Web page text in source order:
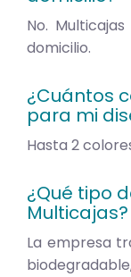
No.
domicilio.
¿Cuántos
para mi
Hasta 2
¿Qué tipo
Multicajas?
La empresa